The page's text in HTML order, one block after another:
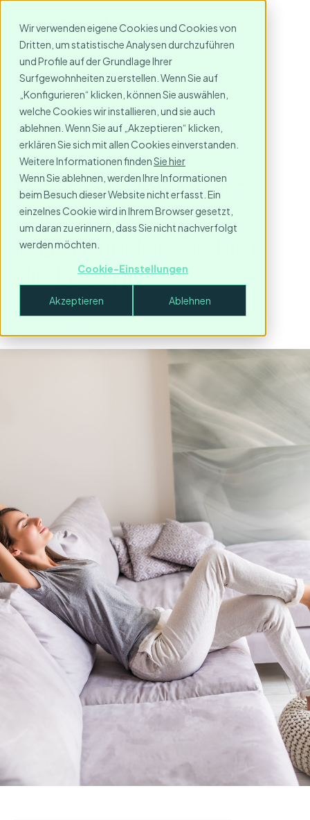
Wir verwenden eigene Cookies und Cookies von
Dritten, um statistische Analysen durchzuführen
und Profile auf der Grundlage Ihrer
Surfgewohnheiten zu erstellen. Wenn Sie auf
„Konfigurieren“ klicken, können Sie auswählen,
welche Cookies wir installieren, und sie auch
ablehnen. Wenn Sie auf „Akzeptieren“ klicken,
erklären Sie sich mit allen Cookies einverstanden.
Weitere Informationen findenSie hier
Wenn Sie ablehnen, werden Ihre Informationen
beim Besuch dieser Website nicht erfasst. Ein
einzelnes Cookie wird in Ihrem Browser gesetzt,
um daran zu erinnern, dass Sie nicht nachverfolgt
werden möchten.
Cookie-Einstellungen
Akzeptieren Ablehnen
Wenn Sie unter dem
„First-Night-Effekt“
leiden, finden Sie hier
die Lösung
June 2, 2025